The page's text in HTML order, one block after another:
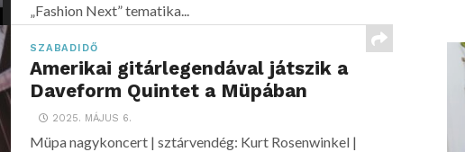
„Fashion Next” tematika...
SZABADIDŐ
Amerikai gitárlegendával játszik a
Daveform Quintet a Müpában
2025. MÁJUS 6.
Müpa nagykoncert | sztárvendég: Kurt Rosenwinkel |